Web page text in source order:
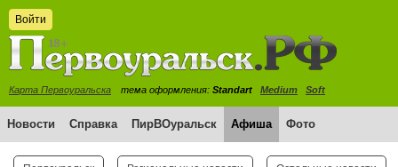
Войти
Карта Первоуральска тема оформления: Standart Medium Soft
Новости Справка ПирВОуральск Афиша Фото